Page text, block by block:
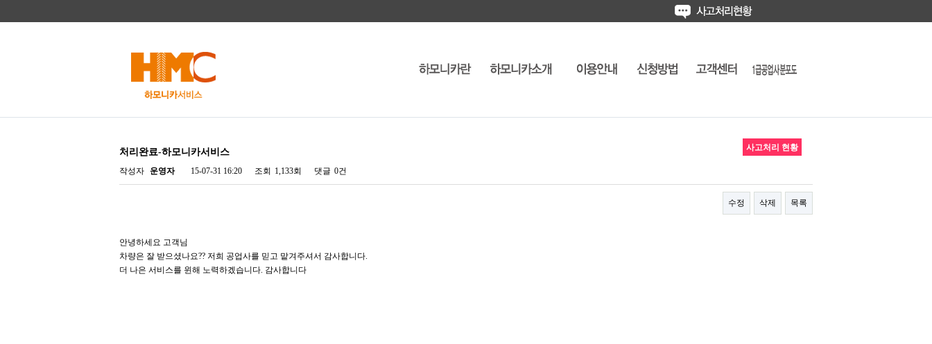
사고처리 현황
처리완료-하모니카서비스
작성자 운영자 15-07-31 16:20 조회 1,133회 댓글 0건
수정 삭제 목록
안녕하세요 고객님
차량은 잘 받으셨나요?? 저희 공업사를 믿고 맡겨주셔서 감사합니다.
더 나은 서비스를 윈해 노력하겠습니다. 감사합니다